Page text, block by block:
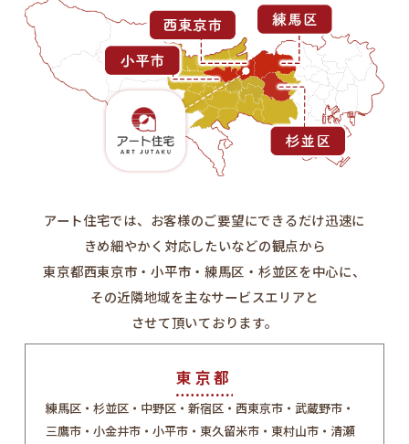
アート住宅では、お客様のご要望にできるだけ迅速に
きめ細やかく対応したいなどの観点から
東京都西東京市・小平市・練馬区・杉並区を中心に、
その近隣地域を主なサービスエリアと
させて頂いております。
東京都
練馬区・杉並区・中野区・新宿区・西東京市・武蔵野市・
三鷹市・小金井市・小平市・東久留米市・東村山市・清瀬